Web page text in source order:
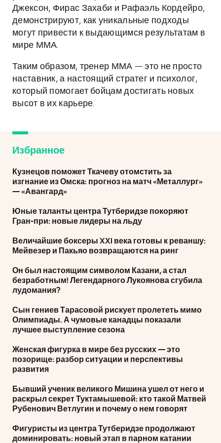
Джексон, Фирас Захаби и Рафаэль Кордейро,
демонстрируют, как уникальные подходы
могут привести к выдающимся результатам в
мире ММА.
Таким образом, тренер ММА — это не просто
наставник, а настоящий стратег и психолог,
который помогает бойцам достигать новых
высот в их карьере.
Избранное
Кузнецов поможет Ткачеву отомстить за
изгнание из Омска: прогноз на матч «Металлург»
— «Авангард»
Юные таланты центра Тутберидзе покоряют
Гран-при: новые лидеры на льду
Величайшие боксеры XXI века готовы к реваншу:
Мейвезер и Пакьяо возвращаются на ринг
Он был настоящим символом Казани, а стал
безработным! Легендарного Лукоянова сгубила
лудомания?
Сын гениев Тарасовой рискует пролететь мимо
Олимпиады. А чумовые канадцы показали
лучшее выступление сезона
Женская фигурка в мире без русских — это
позорище: разбор ситуации и перспективы
развития
Бывший ученик великого Мишина ушел от него и
раскрыл секрет Туктамышевой: кто такой Матвей
Рубенович Ветлугин и почему о нем говорят
Фигуристы из центра Тутберидзе продолжают
доминировать: новый этап в парном катании